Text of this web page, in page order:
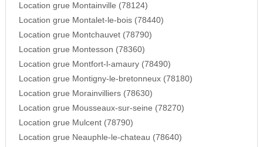
Location grue Montainville (78124)
Location grue Montalet-le-bois (78440)
Location grue Montchauvet (78790)
Location grue Montesson (78360)
Location grue Montfort-l-amaury (78490)
Location grue Montigny-le-bretonneux (78180)
Location grue Morainvilliers (78630)
Location grue Mousseaux-sur-seine (78270)
Location grue Mulcent (78790)
Location grue Neauphle-le-chateau (78640)